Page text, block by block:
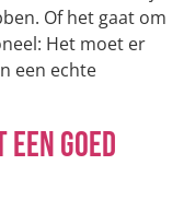
Of het gaat om
Het moet er
een echte
goed